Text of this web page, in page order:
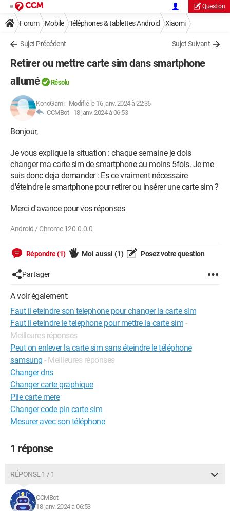
Question
Forum Mobile Téléphones & tablettes Android Xiaomi
Sujet Précédent Sujet Suivant
Retirer ou mettre carte sim dans smartphone
allumé
Résolu
KonoGami - Modifié le 16 janv. 2024 à 22:36
CCMBot - 18 janv. 2024 à 06:53
Bonjour,
Je vous explique la situation : chaque semaine je dois
changer ma carte sim de smartphone au moins 5fois. Je me
suis donc deja demander : Es ce vraiment nécessaire
d'éteindre le smartphone pour retirer ou insérer une carte sim ?
Merci d'avance pour vos réponses
Android / Chrome 120.0.0.0
Répondre (1) Moi aussi (1) Posez votre question
Partager
A voir également:
Faut il eteindre son telephone pour changer la carte sim
Faut il eteindre le telephone pour mettre la carte sim -
Meilleures réponses
Peut on enlever la carte sim sans éteindre le téléphone
samsung - Meilleures réponses
Changer dns
Changer carte graphique
Pile carte mere
Changer code pin carte sim
Mesurer avec son téléphone
1 réponse
RÉPONSE 1 / 1
CCMBot
18 janv. 2024 à 06:53